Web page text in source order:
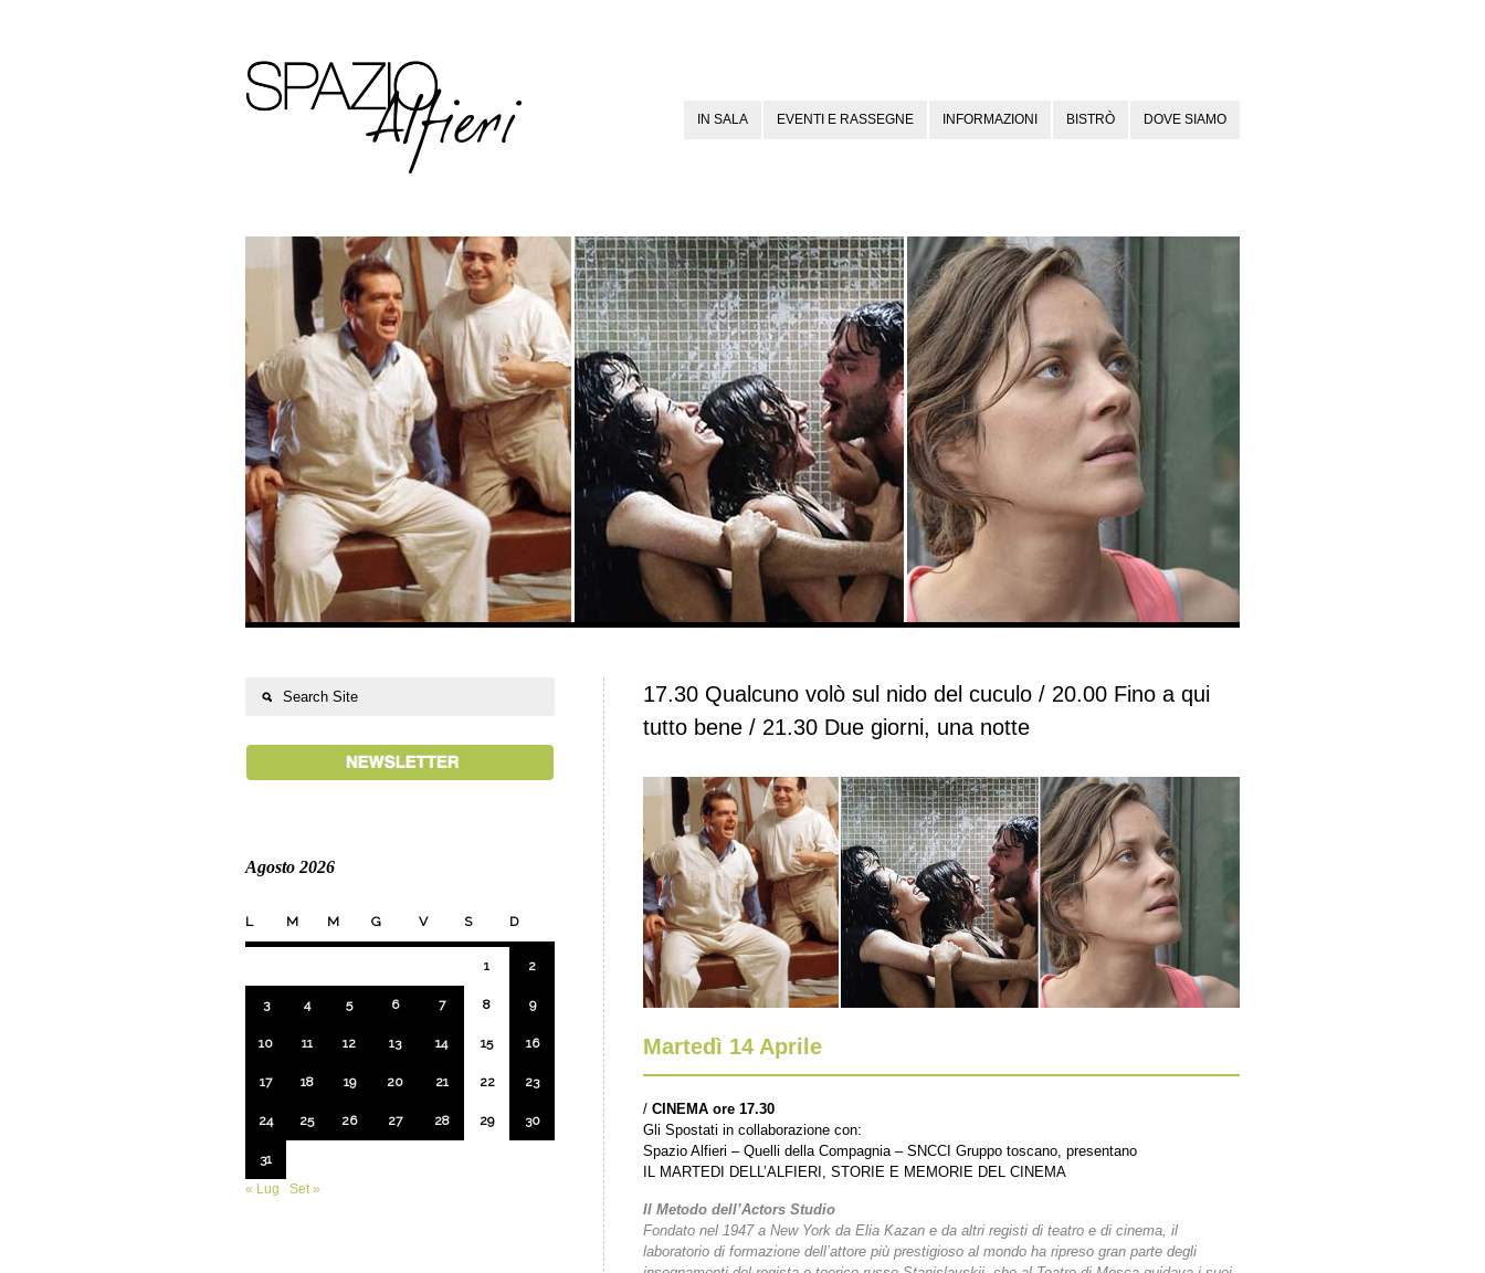
IN SALA EVENTI E RASSEGNE INFORMAZIONI BISTRÒ DOVE SIAMO
17.30 Qualcuno volò sul nido del cuculo / 20.00 Fino a qui
tutto bene / 21.30 Due giorni, una notte
Martedì 14 Aprile
/ CINEMA ore 17.30
Gli Spostati in collaborazione con:
Spazio Alfieri – Quelli della Compagnia – SNCCI Gruppo toscano, presentano
IL MARTEDI DELL’ALFIERI , STORIE E MEMORIE DEL CINEMA
Il Metodo dell’Actors Studio
Fondato nel 1947 a New York da Elia Kazan e da altri registi di teatro e di cinema, il
laboratorio di formazione dell’attore più prestigioso al mondo ha ripreso gran parte degli
Agosto 2026
L M M G V S D
1 2
3 4 5 6 7 8 9
10 11 12 13 14 15 16
17 18 19 20 21 22 23
24 25 26 27 28 29 30
31
« Lug
Set »